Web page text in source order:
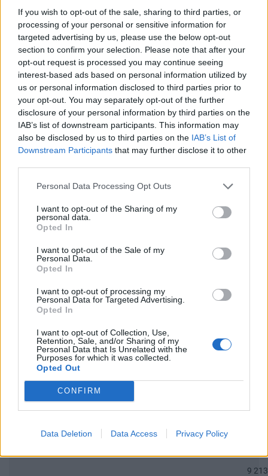
If you wish to opt-out of the sale, sharing to third parties, or
processing of your personal or sensitive information for
targeted advertising by us, please use the below opt-out
section to confirm your selection. Please note that after your
opt-out request is processed you may continue seeing
interest-based ads based on personal information utilized by
us or personal information disclosed to third parties prior to
your opt-out. You may separately opt-out of the further
disclosure of your personal information by third parties on the
IAB’s list of downstream participants. This information may
also be disclosed by us to third parties on the IAB’s List of
Downstream Participants that may further disclose it to other
Personal Data Processing Opt Outs
I want to opt-out of the Sharing of my
personal data.
Opted In
I want to opt-out of the Sale of my
Personal Data.
Opted In
I want to opt-out of processing my
Personal Data for Targeted Advertising.
Opted In
I want to opt-out of Collection, Use,
Retention, Sale, and/or Sharing of my
Personal Data that Is Unrelated with the
Purposes for which it was collected.
Opted Out
CONFIRM
Data Deletion Data Access Privacy Policy
péntek, 07:00
Gránit Bank Nyrt.
2026. 06. 11. 13:37
Akko Nyrt
Akko Invest Nyrt.
2025. 07. 08. 19:15
ÉPDUFERR Nyrt.
csütörtök, 17:06
Appeninn topik
csütörtök, 17:05
EUR/HUF
9 213